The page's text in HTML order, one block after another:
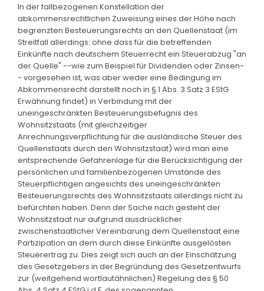
In der fallbezogenen Konstellation der
abkommensrechtlichen Zuweisung eines der Höhe nach
begrenzten Besteuerungsrechts an den Quellenstaat (im
Streitfall allerdings: ohne dass für die betreffenden
Einkünfte nach deutschem Steuerrecht ein Steuerabzug "an
der Quelle" --wie zum Beispiel für Dividenden oder Zinsen-
- vorgesehen ist, was aber weder eine Bedingung im
Abkommensrecht darstellt noch in § 1 Abs. 3 Satz 3 EStG
Erwähnung findet) in Verbindung mit der
uneingeschränkten Besteuerungsbefugnis des
Wohnsitzstaats (mit gleichzeitiger
Anrechnungsverpflichtung für die ausländische Steuer des
Quellenstaats durch den Wohnsitzstaat) wird man eine
entsprechende Gefahrenlage für die Berücksichtigung der
persönlichen und familienbezogenen Umstände des
Steuerpflichtigen angesichts des uneingeschränkten
Besteuerungsrechts des Wohnsitzstaats allerdings nicht zu
befürchten haben. Denn der Sache nach gesteht der
Wohnsitzstaat nur aufgrund ausdrücklicher
zwischenstaatlicher Vereinbarung dem Quellenstaat eine
Partizipation an dem durch diese Einkünfte ausgelösten
Steuerertrag zu. Dies zeigt sich auch an der Einschätzung
des Gesetzgebers in der Begründung des Gesetzentwurfs
zur (weitgehend wortlautähnlichen) Regelung des § 50